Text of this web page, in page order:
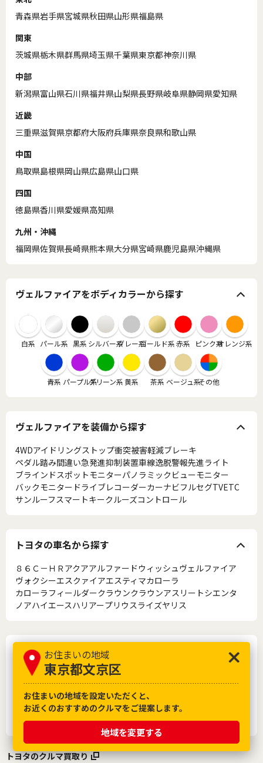
お住まいの地域
東京都文京区
お住まいの地域を設定いただくと、
お近くのおすすめのクルマをご提案します。
地域を変更する
青森県岩手県宮城県秋田県山形県福島県
関東
茨城県栃木県群馬県埼玉県千葉県東京都神奈川県
中部
新潟県富山県石川県福井県山梨県長野県岐阜県静岡県愛知県
近畿
三重県滋賀県京都府大阪府兵庫県奈良県和歌山県
中国
鳥取県島根県岡山県広島県山口県
四国
徳島県香川県愛媛県高知県
九州・沖縄
福岡県佐賀県長崎県熊本県大分県宮崎県鹿児島県沖縄県
ヴェルファイアをボディカラーから探す
白系 パール系 黒系 シルバー系グレー系ゴールド系赤系 ピンク系オレンジ系
青系 パープル系グリーン系黄系 茶系 ベージュ系その他
ヴェルファイアを装備から探す
4WDアイドリングストップ衝突被害軽減ブレーキ
ペダル踏み間違い急発進抑制装置車線逸脱警報先進ライト
ブラインドスポットモニターパノラミックビューモニター
バックモニター ドライブレコーダーカーナビフルセグTVETC
サンルーフ スマートキークルーズコントロール
トヨタの車名から探す
８６ Ｃ－ＨＲ アクアアルファードウィッシュヴェルファイア
ヴォクシーエスクァイアエスティマカローラ
カローラフィールダークラウンクラウンアスリートシエンタ
ノアハイエースハリアープリウスライズヤリス
メーカーから探す
トヨタ レクサス日産ホンダマツダ
いすゞ日野
フォルクスワーゲンアウディメルセデス・ベンツ
フィアットスマート
トヨタのクルマ買取り